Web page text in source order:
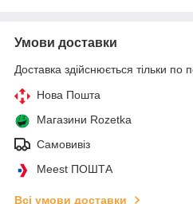
Умови доставки
Доставка здійснюється тільки по
Нова Пошта
Магазини Rozetka
Самовивіз
Meest ПОШТА
Всі умови доставки